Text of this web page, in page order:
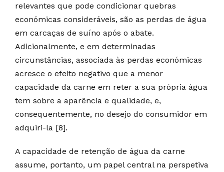
relevantes que pode condicionar quebras
económicas consideráveis, são as perdas de água
em carcaças de suíno após o abate.
Adicionalmente, e em determinadas
circunstâncias, associada às perdas económicas
acresce o efeito negativo que a menor
capacidade da carne em reter a sua própria água
tem sobre a aparência e qualidade, e,
consequentemente, no desejo do consumidor em
adquiri-la [8].
A capacidade de retenção de água da carne
assume, portanto, um papel central na perspetiva